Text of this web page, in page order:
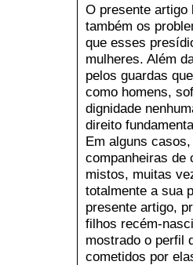
O presente
também os
que esses
mulheres. Além
pelos guardas
como homens,
dignidade
direito
Em alguns
companheiras de
mistos, muitas
totalmente a sua
presente artigo,
filhos recém-
mostrado o perfil
cometidos por